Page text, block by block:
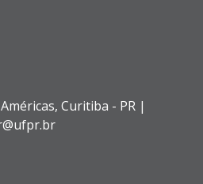
Curitiba - PR |